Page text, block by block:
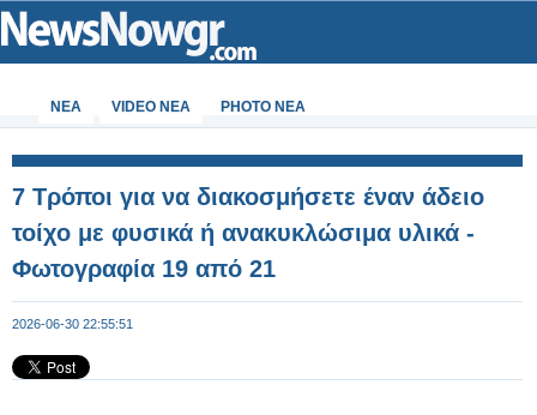
ΝΕΑ VIDEO NEA PHOTO NEA
7 Τρόποι για να διακοσμήσετε έναν άδειο
τοίχο με φυσικά ή ανακυκλώσιμα υλικά -
Φωτογραφία 19 από 21
2026-06-30 22:55:51